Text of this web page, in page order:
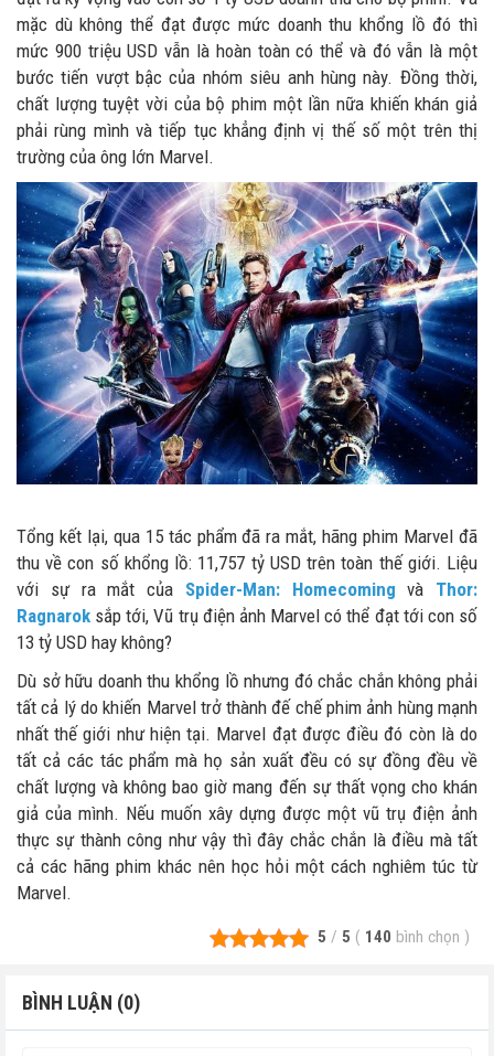
mặc dù không thể đạt được mức doanh thu khổng lồ đó thì
mức 900 triệu USD vẫn là hoàn toàn có thể và đó vẫn là một
bước tiến vượt bậc của nhóm siêu anh hùng này. Đồng thời,
chất lượng tuyệt vời của bộ phim một lần nữa khiến khán giả
phải rùng mình và tiếp tục khẳng định vị thế số một trên thị
trường của ông lớn Marvel.
Tổng kết lại, qua 15 tác phẩm đã ra mắt, hãng phim Marvel đã
thu về con số khổng lồ: 11,757 tỷ USD trên toàn thế giới. Liệu
với sự ra mắt của Spider-Man: Homecoming và Thor:
Ragnarok sắp tới, Vũ trụ điện ảnh Marvel có thể đạt tới con số
13 tỷ USD hay không?
Dù sở hữu doanh thu khổng lồ nhưng đó chắc chắn không phải
tất cả lý do khiến Marvel trở thành đế chế phim ảnh hùng mạnh
nhất thế giới như hiện tại. Marvel đạt được điều đó còn là do
tất cả các tác phẩm mà họ sản xuất đều có sự đồng đều về
chất lượng và không bao giờ mang đến sự thất vọng cho khán
giả của mình. Nếu muốn xây dựng được một vũ trụ điện ảnh
thực sự thành công như vậy thì đây chắc chắn là điều mà tất
cả các hãng phim khác nên học hỏi một cách nghiêm túc từ
Marvel.
5 / 5 ( 140 bình chọn )
BÌNH LUẬN (0)